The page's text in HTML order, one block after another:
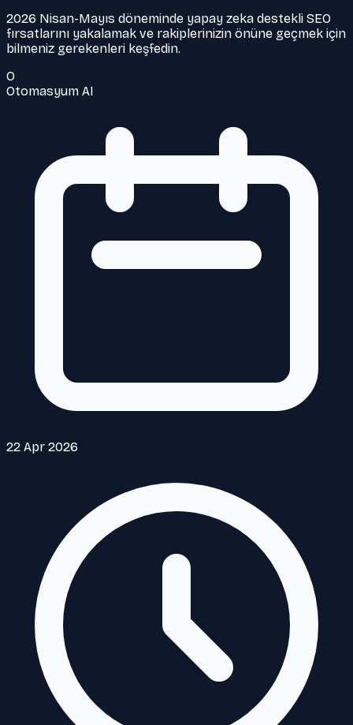
2026 Nisan-Mayıs döneminde yapay zeka destekli SEO
fırsatlarını yakalamak ve rakiplerinizin önüne geçmek için
bilmeniz gerekenleri keşfedin.
O
Otomasyum AI
22 Apr 2026